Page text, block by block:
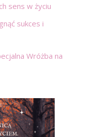
sens w życiu
sukces i
Wróżba na